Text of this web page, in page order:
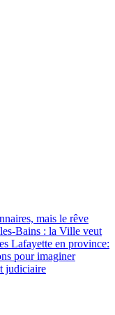
mais le rêve
Bains : la Ville veut
Lafayette en province:
pour imaginer
judiciaire